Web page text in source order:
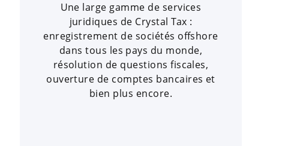
Une large gamme de services
juridiques de Crystal Tax :
enregistrement de sociétés offshore
dans tous les pays du monde,
résolution de questions fiscales,
ouverture de comptes bancaires et
bien plus encore.